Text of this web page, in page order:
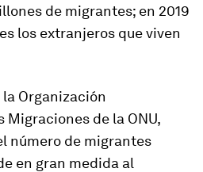
de migrantes; en 2019
los extranjeros que viven
Organización
de la ONU,
número de migrantes
en gran medida al